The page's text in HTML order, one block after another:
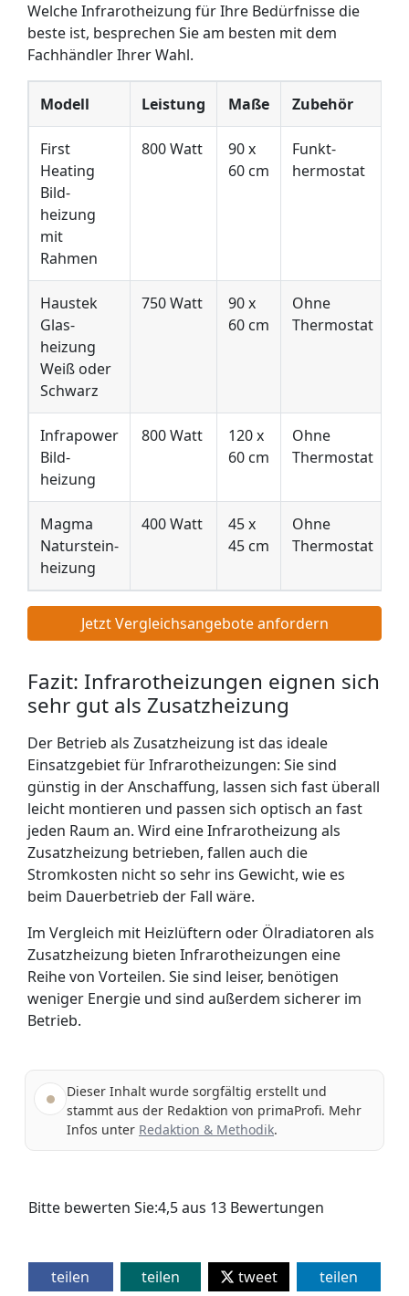
Welche Infrarotheizung für Ihre Bedürfnisse die
beste ist, besprechen Sie am besten mit dem
Fachhändler Ihrer Wahl.
Modell Leistung Maße Zubehör
First
Heating
Bild­
heizung
mit
Rahmen
800 Watt
90 x
60 cm
Funkt­
hermostat
Haustek
Glas­
heizung
Weiß oder
Schwarz
750 Watt
90 x
60 cm
Ohne
Thermostat
Infrapower
Bild­
heizung
800 Watt
120 x
60 cm
Ohne
Thermostat
Magma
Naturstein­
heizung
400 Watt
45 x
45 cm
Ohne
Thermostat
Jetzt Vergleichsangebote anfordern
Fazit: Infrarotheizungen eignen sich
sehr gut als Zusatzheizung
Der Betrieb als Zusatzheizung ist das ideale
Einsatzgebiet für Infrarotheizungen: Sie sind
günstig in der Anschaffung, lassen sich fast überall
leicht montieren und passen sich optisch an fast
jeden Raum an. Wird eine Infrarotheizung als
Zusatzheizung betrieben, fallen auch die
Stromkosten nicht so sehr ins Gewicht, wie es
beim Dauerbetrieb der Fall wäre.
Im Vergleich mit Heizlüftern oder Ölradiatoren als
Zusatzheizung bieten Infrarot­heizungen eine
Reihe von Vorteilen. Sie sind leiser, benötigen
weniger Energie und sind außerdem sicherer im
Betrieb.
Dieser Inhalt wurde sorgfältig erstellt und
stammt aus der Redaktion von primaProfi. Mehr
Infos unter Redaktion & Methodik.
Bitte bewerten Sie:4,5aus 13 Bewertungen
teilen teilen tweet teilen